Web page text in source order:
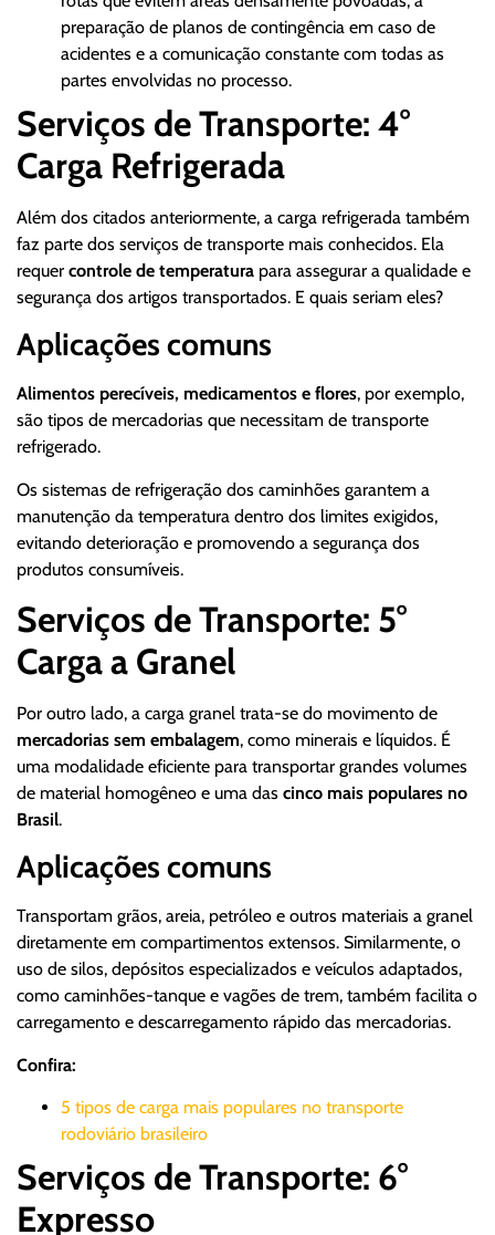
preparação de planos de contingência em caso de
acidentes e a comunicação constante com todas as
partes envolvidas no processo.
Serviços de Transporte: 4°
Carga Refrigerada
Além dos citados anteriormente, a carga refrigerada também
faz parte dos serviços de transporte mais conhecidos. Ela
requer controle de temperatura para assegurar a qualidade e
segurança dos artigos transportados. E quais seriam eles?
Aplicações comuns
Alimentos perecíveis, medicamentos e flores, por exemplo,
são tipos de mercadorias que necessitam de transporte
refrigerado.
Os sistemas de refrigeração dos caminhões garantem a
manutenção da temperatura dentro dos limites exigidos,
evitando deterioração e promovendo a segurança dos
produtos consumíveis.
Serviços de Transporte: 5°
Carga a Granel
Por outro lado, a carga granel trata-se do movimento de
mercadorias sem embalagem, como minerais e líquidos. É
uma modalidade eficiente para transportar grandes volumes
de material homogêneo e uma das cinco mais populares no
Brasil.
Aplicações comuns
Transportam grãos, areia, petróleo e outros materiais a granel
diretamente em compartimentos extensos. Similarmente, o
uso de silos, depósitos especializados e veículos adaptados,
como caminhões-tanque e vagões de trem, também facilita o
carregamento e descarregamento rápido das mercadorias.
Confira:
5 tipos de carga mais populares no transporte
rodoviário brasileiro
Serviços de Transporte: 6°
Expresso